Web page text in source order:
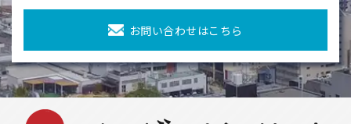
お問い合わせはこちら